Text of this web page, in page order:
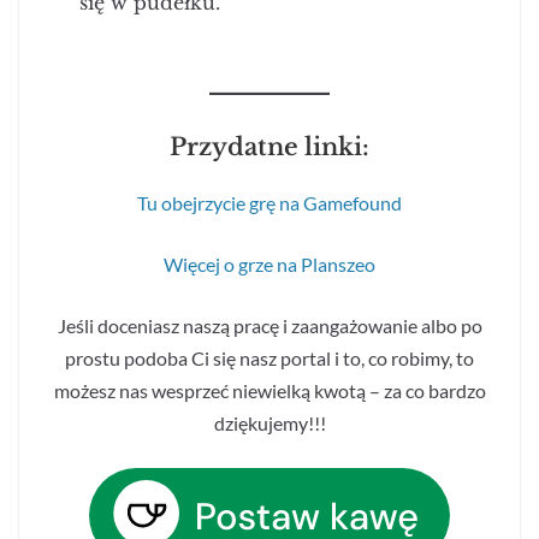
Przydatne linki:
Tu obejrzycie grę na Gamefound
Więcej o grze na Planszeo
Jeśli doceniasz naszą pracę i zaangażowanie albo po
prostu podoba Ci się nasz portal i to, co robimy, to
możesz nas wesprzeć niewielką kwotą – za co bardzo
dziękujemy!!!